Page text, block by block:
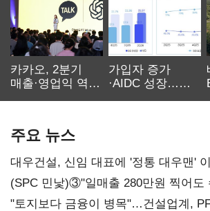
카카오, 2분기
매출·영업익 역대
가입자 증가
·AIDC 성장…
주요 뉴스
대우건설, 신임 대표에 '정통 대우맨'
내정
(SPC 민낯)③"일매출 280만원 찍어
점주 울리는 '상시 할인'
"토지보다 금융이 병목"…건설업계,